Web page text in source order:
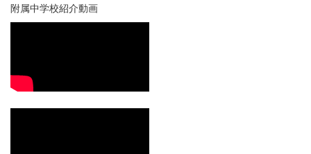
附属中学校紹介動画